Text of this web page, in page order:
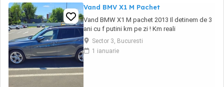
Vand BMV X1 M Pachet
Vand BMW X1 M pachet 2013 Il detinem de 3
ani cu f putini km pe zi ! Km reali
235.000,accept orice test ! BMW X1 M
PACHET An 2013 Euro 5 Motorizare 2.0 Diesel
Cutie automata Steptronic 8+1 trepte
Sector 3, Bucuresti
1 ianuarie